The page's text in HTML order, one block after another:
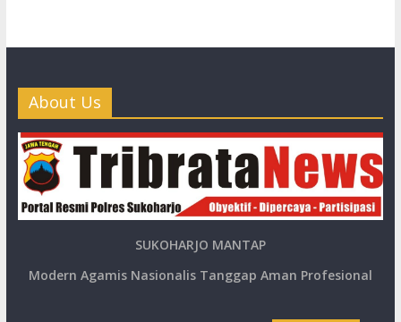
About Us
SUKOHARJO MANTAP
Modern Agamis Nasionalis Tanggap Aman Profesional